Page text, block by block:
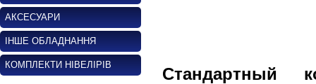
Стандартный
АКСЕСУАРИ
ІНШЕ ОБЛАДНАННЯ
КОМПЛЕКТИ НІВЕЛІРІВ